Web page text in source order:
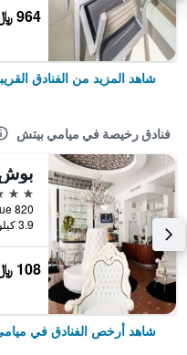
964 ﷼
شاهد المزيد من الفنادق
فنادق رخيصة في ميامي بيتش
3 نجوم
3.9 كيلومتر عن وسط المدينة
108 ﷼
شاهد أرخص الفنادق في